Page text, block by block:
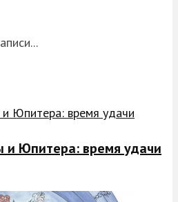
и Юпитера: время удачи